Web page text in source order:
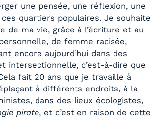
une pensée, une réflexion, une
quartiers populaires. Je souhaite
de ma vie, grâce à l’écriture et au
de femme racisée,
encore aujourd’hui dans des
intersectionnelle, c’est-à-dire que
fait 20 ans que je travaille à
à différents endroits, à la
dans des lieux écologistes,
pirate, et c’est en raison de cette